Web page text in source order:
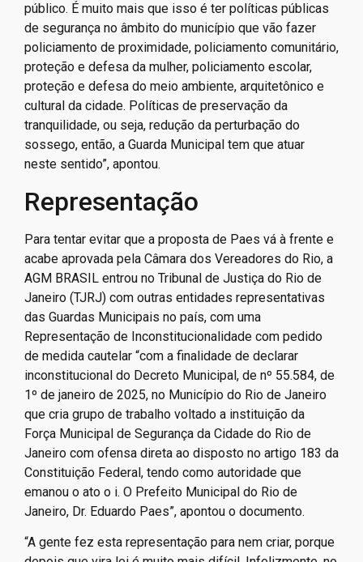
público. É muito mais que isso é ter políticas públicas
de segurança no âmbito do município que vão fazer
policiamento de proximidade, policiamento comunitário,
proteção e defesa da mulher, policiamento escolar,
proteção e defesa do meio ambiente, arquitetônico e
cultural da cidade. Políticas de preservação da
tranquilidade, ou seja, redução da perturbação do
sossego, então, a Guarda Municipal tem que atuar
neste sentido”, apontou.
Representação
Para tentar evitar que a proposta de Paes vá à frente e
acabe aprovada pela Câmara dos Vereadores do Rio, a
AGM BRASIL entrou no Tribunal de Justiça do Rio de
Janeiro (TJRJ) com outras entidades representativas
das Guardas Municipais no país, com uma
Representação de Inconstitucionalidade com pedido
de medida cautelar “com a finalidade de declarar
inconstitucional do Decreto Municipal, de nº 55.584, de
1º de janeiro de 2025, no Município do Rio de Janeiro
que cria grupo de trabalho voltado a instituição da
Força Municipal de Segurança da Cidade do Rio de
Janeiro com ofensa direta ao disposto no artigo 183 da
Constituição Federal, tendo como autoridade que
emanou o ato o i. O Prefeito Municipal do Rio de
Janeiro, Dr. Eduardo Paes”, apontou o documento.
“A gente fez esta representação para nem criar, porque